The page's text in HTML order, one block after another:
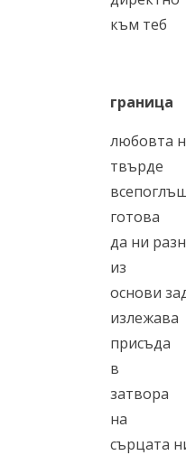
към теб
граница
любовта
твърде
готова
да ни
из
основи
излежава
присъда
в
затвора
на
сърцата